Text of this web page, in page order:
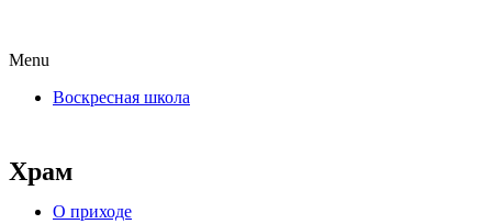
Menu
Воскресная школа
Храм
О приходе